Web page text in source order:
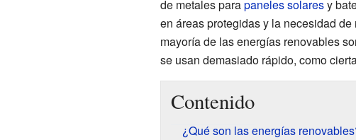
de metales parapaneles solaresy
en áreas protegidas y la necesidad
mayoría de las energías renovables
se usan demasiado rápido, como
Contenido
¿Qué son las energías